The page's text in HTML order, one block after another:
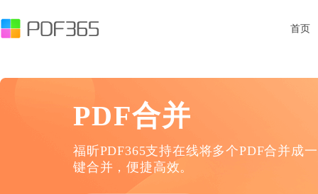
首页
PDF合并
福昕PDF365支持在线将多个PDF合并成
键合并，便捷高效。